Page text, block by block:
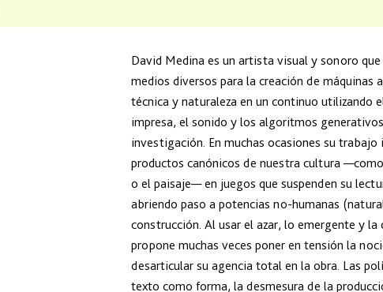
David Medina es un artista visual y sonoro
medios diversos para la creación de máquinas
técnica y naturaleza en un continuo utilizando
impresa, el sonido y los algoritmos
investigación. En muchas ocasiones su
productos canónicos de nuestra cultura
o el paisaje— en juegos que suspenden su
abriendo paso a potencias no-humanas
construcción. Al usar el azar, lo emergente y la
propone muchas veces poner en tensión la
desarticular su agencia total en la obra. Las
texto como forma, la desmesura de la